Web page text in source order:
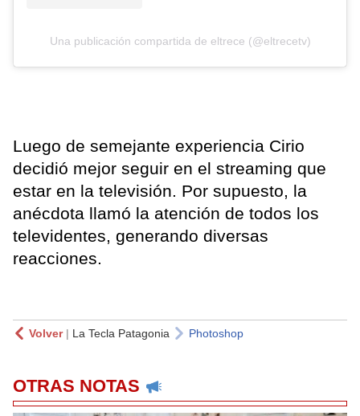
Una publicación compartida de eltrece (@eltrecetv)
Luego de semejante experiencia Cirio
decidió mejor seguir en el streaming que
estar en la televisión. Por supuesto, la
anécdota llamó la atención de todos los
televidentes, generando diversas
reacciones.
Volver| La Tecla Patagonia Photoshop
OTRAS NOTAS